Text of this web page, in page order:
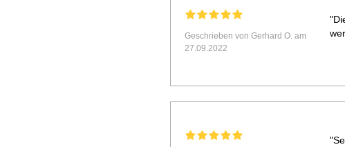
Geschrieben von Gerhard O. am
27.09.2022